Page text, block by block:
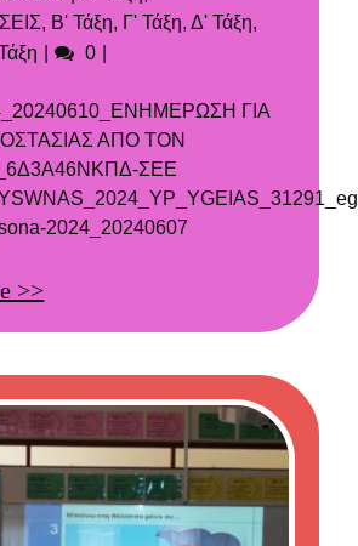
, Β' Τάξη, Γ' Τάξη,Δ' Τάξη,
Σχόλια
0
ΓΙΑ
ΑΠΟ ΤΟΝ
ΣΕΕ
2024_20240607
>>